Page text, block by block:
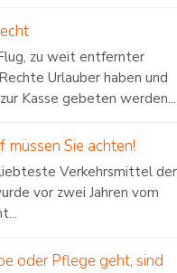
zu weit entfernter
Urlauber haben und
Kasse gebeten werden...
Sie achten!
Verkehrsmittel der
vor zwei Jahren vom
oder Pflege geht, sind